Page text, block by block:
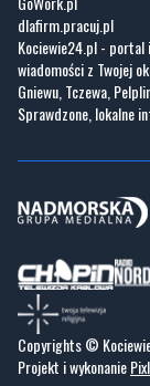
Gniewu, Tczewa,
Sprawdzone, lokalne
Copyrights ©
Projekt i wykonanie